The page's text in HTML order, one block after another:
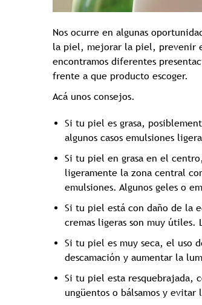
Nos ocurre en algunas
la piel, mejorar la piel, prevenir
encontramos diferentes
frente a que producto escoger.
Acá unos consejos.
Si tu piel es grasa,
algunos casos emulsiones
Si tu piel en grasa en el
ligeramente la zona central
emulsiones. Algunos geles o
Si tu piel está con daño de la
cremas ligeras son muy
Si tu piel es muy seca, el uso
descamación y aumentar la
Si tu piel esta resquebrajada,
ungüentos o bálsamos y